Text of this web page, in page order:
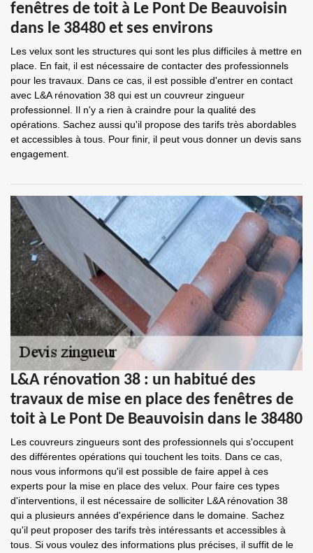
fenêtres de toit à Le Pont De Beauvoisin
dans le 38480 et ses environs
Les velux sont les structures qui sont les plus difficiles à mettre en
place. En fait, il est nécessaire de contacter des professionnels
pour les travaux. Dans ce cas, il est possible d'entrer en contact
avec L&A rénovation 38 qui est un couvreur zingueur
professionnel. Il n'y a rien à craindre pour la qualité des
opérations. Sachez aussi qu'il propose des tarifs très abordables
et accessibles à tous. Pour finir, il peut vous donner un devis sans
engagement.
L&A rénovation 38 : un habitué des
travaux de mise en place des fenêtres de
toit à Le Pont De Beauvoisin dans le 38480
Les couvreurs zingueurs sont des professionnels qui s'occupent
des différentes opérations qui touchent les toits. Dans ce cas,
nous vous informons qu'il est possible de faire appel à ces
experts pour la mise en place des velux. Pour faire ces types
d'interventions, il est nécessaire de solliciter L&A rénovation 38
qui a plusieurs années d'expérience dans le domaine. Sachez
qu'il peut proposer des tarifs très intéressants et accessibles à
tous. Si vous voulez des informations plus précises, il suffit de le